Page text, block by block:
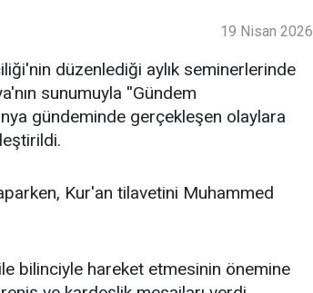
19 Nisan 2026
düzenlediği aylık seminerlerinde
sunumuyla ''Gündem
gündeminde gerçekleşen olaylara
Kur'an tilavetini Muhammed
bilinciyle hareket etmesinin önemine